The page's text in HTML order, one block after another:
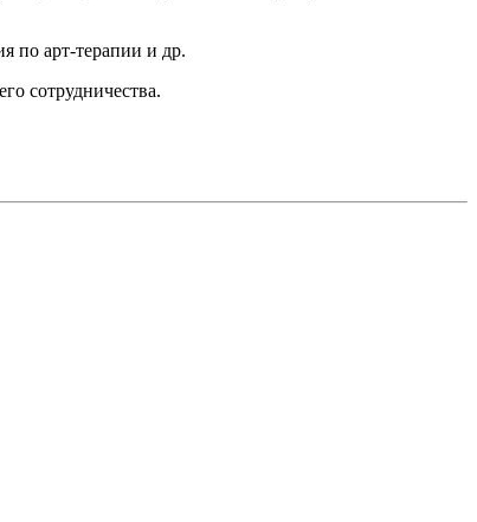
по арт-терапии и др.
сотрудничества.